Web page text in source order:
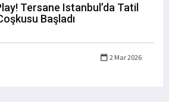
Tersane Istanbul’da Tatil
Başladı
2 Mar 2026